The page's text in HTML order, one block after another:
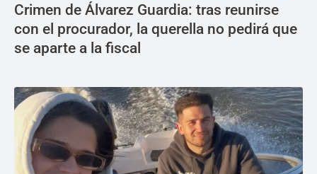
Crimen de Álvarez Guardia: tras reunirse
con el procurador, la querella no pedirá que
se aparte a la fiscal